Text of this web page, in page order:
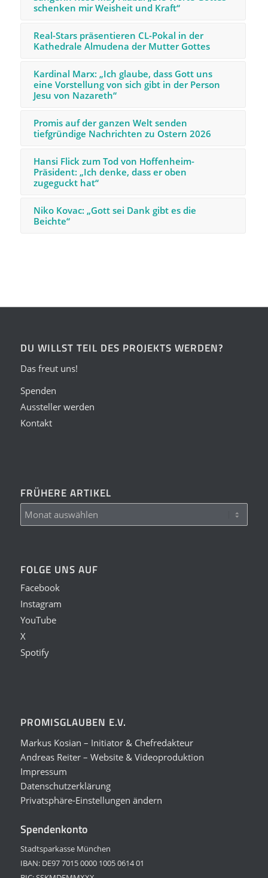
schenken mir Weisheit und Kraft“
Real-Stars präsentieren CL-Pokal in der
Kathedrale Almudena der Mutter Gottes
Kardinal Marx: „Ich glaube, dass Gott uns
eine Vorstellung von sich gibt in der Person
Jesu von Nazareth“
Promis auf der ganzen Welt senden
tiefgründige Nachrichten zu Ostern 2026
Hansi Flick zum Tod von Hoffenheim-
Präsident: „Ich denke, dass er oben
zugeguckt hat“
Niko Kovac: „Gott sei Dank gibt es die
Beichte“
DU WILLST TEIL DES PROJEKTS WERDEN?
Das freut uns!
Spenden
Aussteller werden
Kontakt
FRÜHERE ARTIKEL
FOLGE UNS AUF
Facebook
Instagram
YouTube
X
Spotify
PROMISGLAUBEN E.V.
Markus Kosian – Initiator & Chefredakteur
Andreas Reiter – Website & Videoproduktion
Impressum
Datenschutzerklärung
Privatsphäre-Einstellungen ändern
Spendenkonto
Stadtsparkasse München
IBAN: DE97 7015 0000 1005 0614 01